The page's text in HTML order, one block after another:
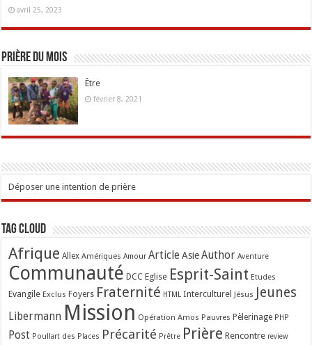
avril 25, 2023
Prière du mois
Être
février 8, 2021
Déposer une intention de prière
Tag Cloud
Afrique Allex Amériques Amour Article Asie Author Aventure
Communauté DCC Eglise Esprit-Saint Etudes
Evangile Exclus Foyers Fraternité HTML Interculturel Jésus Jeunes
Libermann Mission Opération Amos Pauvres Pèlerinage PHP
Post Poullart des Places Précarité Prêtre Prière Rencontre review